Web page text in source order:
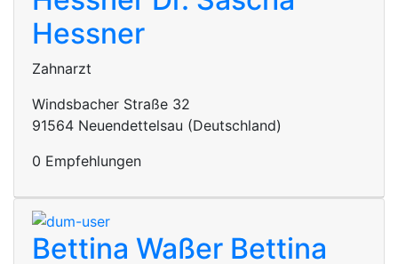
Hessner
Zahnarzt
Windsbacher Straße 32
91564 Neuendettelsau (Deutschland)
0 Empfehlungen
Bettina Waßer Bettina